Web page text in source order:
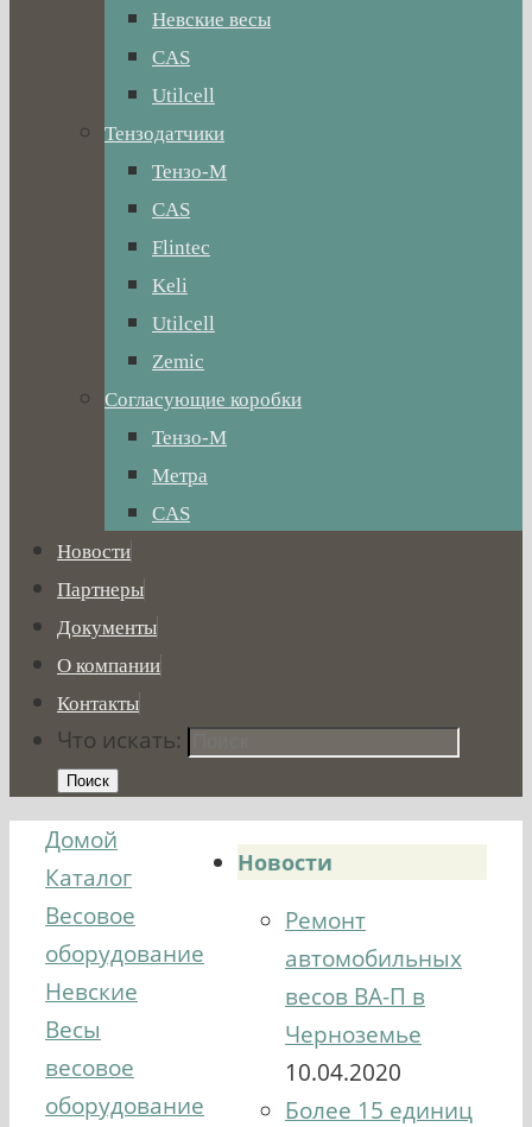
Невские весы
CAS
Utilcell
Тензодатчики
Тензо-М
CAS
Flintec
Keli
Utilcell
Zemic
Согласующие коробки
Тензо-М
Метра
CAS
Новости
Партнеры
Документы
О компании
Контакты
Что искать:
Поиск
Домой
Каталог
Весовое
оборудование
Невские
Весы
весовое
оборудование
Новости
Ремонт
автомобильных
весов ВА-П в
Черноземье
10.04.2020
Более 15 единиц